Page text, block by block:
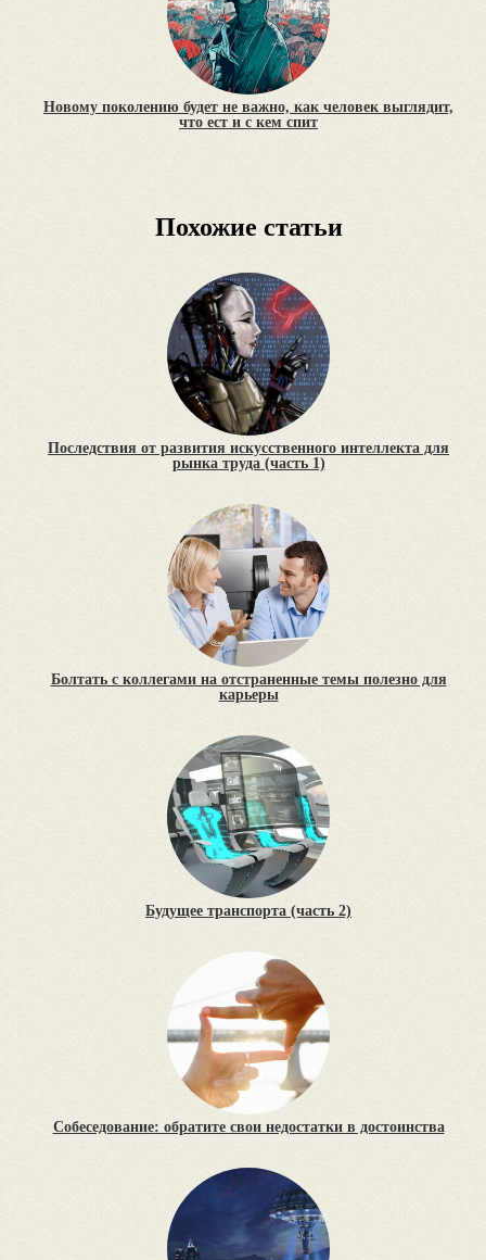
Новому поколению будет не важно, как человек выглядит,
что ест и с кем спит
Похожие статьи
Последствия от развития искусственного интеллекта для
рынка труда (часть 1)
Болтать с коллегами на отстраненные темы полезно для
карьеры
Будущее транспорта (часть 2)
Собеседование: обратите свои недостатки в достоинства